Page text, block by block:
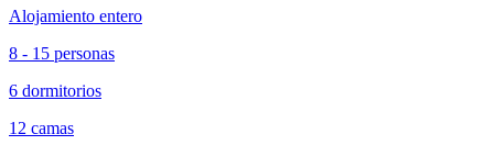
Alojamiento entero
8 - 15 personas
6 dormitorios
12 camas